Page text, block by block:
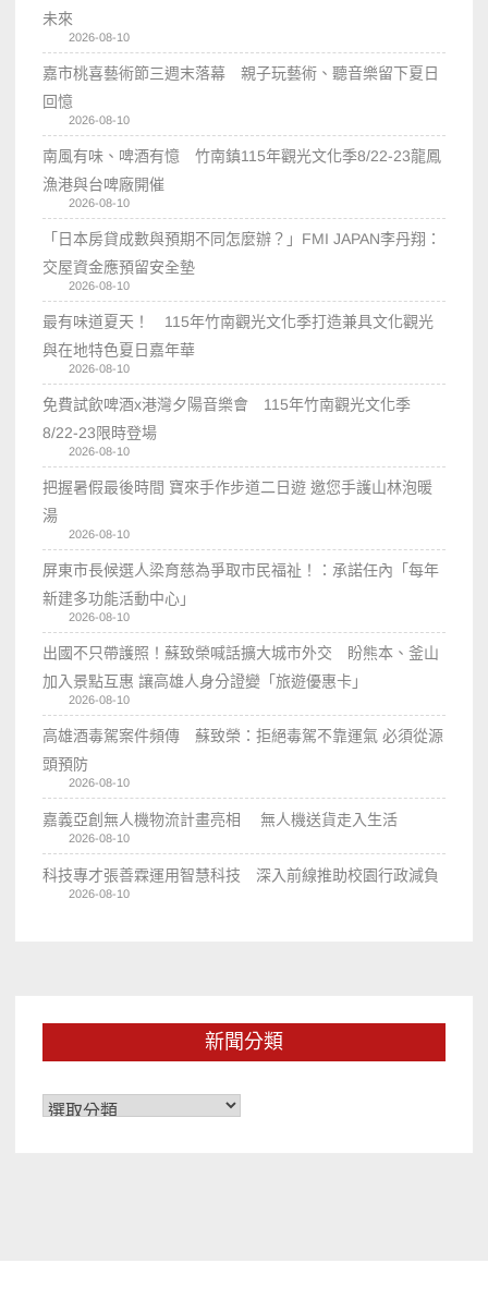
未來
2026-08-10
嘉市桃喜藝術節三週末落幕 親子玩藝術、聽音樂留下夏日
回憶
2026-08-10
南風有味、啤酒有憶 竹南鎮115年觀光文化季8/22-23龍鳳
漁港與台啤廠開催
2026-08-10
「日本房貸成數與預期不同怎麼辦？」FMI JAPAN李丹翔：
交屋資金應預留安全墊
2026-08-10
最有味道夏天！ 115年竹南觀光文化季打造兼具文化觀光
與在地特色夏日嘉年華
2026-08-10
免費試飲啤酒x港灣夕陽音樂會 115年竹南觀光文化季
8/22-23限時登場
2026-08-10
把握暑假最後時間 寶來手作步道二日遊 邀您手護山林泡暖
湯
2026-08-10
屏東市長候選人梁育慈為爭取市民福祉！：承諾任內「每年
新建多功能活動中心」
2026-08-10
出國不只帶護照！蘇致榮喊話擴大城市外交 盼熊本、釜山
加入景點互惠 讓高雄人身分證變「旅遊優惠卡」
2026-08-10
高雄酒毒駕案件頻傳 蘇致榮：拒絕毒駕不靠運氣 必須從源
頭預防
2026-08-10
嘉義亞創無人機物流計畫亮相 無人機送貨走入生活
2026-08-10
科技專才張善霖運用智慧科技 深入前線推助校園行政減負
2026-08-10
新聞分類
新